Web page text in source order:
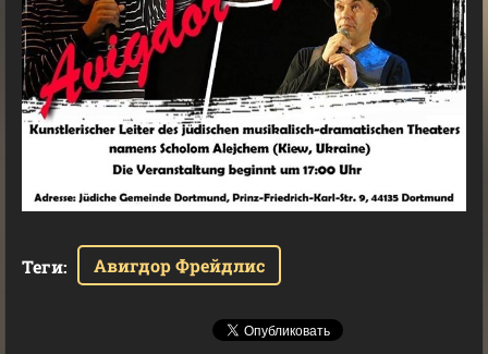
Теги: Авигдор Фрейдлис